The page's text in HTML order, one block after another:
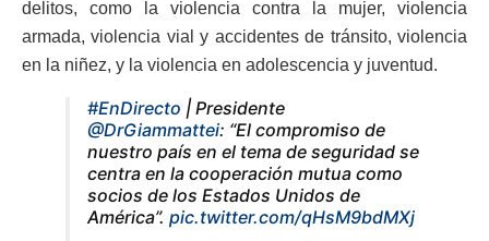
delitos, como la violencia contra la mujer, violencia
armada, violencia vial y accidentes de tránsito, violencia
en la niñez, y la violencia en adolescencia y juventud.
#EnDirecto | Presidente
@DrGiammattei: “El compromiso de
nuestro país en el tema de seguridad se
centra en la cooperación mutua como
socios de los Estados Unidos de
América”. pic.twitter.com/qHsM9bdMXj